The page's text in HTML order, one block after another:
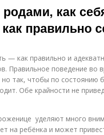
как
правильно
— как правильно и
Правильное поведение
но так, чтобы по состоянию
Обе крайности не
уделяют много
на ребёнка и может